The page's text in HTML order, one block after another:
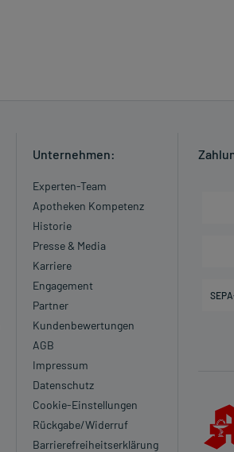
Unternehmen:
Experten-Team
Apotheken Kompetenz
Historie
Presse & Media
Karriere
Engagement
Partner
Kundenbewertungen
AGB
Impressum
Datenschutz
Cookie-Einstellungen
Rückgabe/Widerruf
Barrierefreiheitserklärung